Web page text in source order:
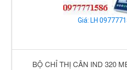
Giá: LH
BỘ CHỈ THỊ CÂN IND 320